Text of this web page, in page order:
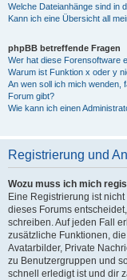
Welche Dateianhänge sind in
Kann ich eine Übersicht all
phpBB betreffende Fragen
Wer hat diese Forensoftware
Warum ist Funktion x oder y
An wen soll ich mich wenden,
Forum gibt?
Wie kann ich einen
Registrierung und
Wozu muss ich mich
Eine Registrierung ist
dieses Forums
schreiben. Auf jeden Fall
zusätzliche Funktionen,
Avatarbilder, Private
zu Benutzergruppen und
schnell erledigt ist und dir